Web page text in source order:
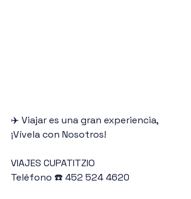
✈️ Viajar es una gran experiencia,
¡Vívela con Nosotros!
VIAJES CUPATITZIO
Teléfono ☎️ 452 524 4620